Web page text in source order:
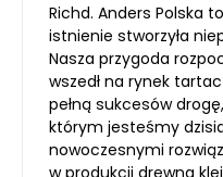
Richd. Anders Polska
istnienie stworzyła
Nasza przygoda
wszedł na rynek
pełną sukcesów
którym jesteśmy
nowoczesnymi
w produkcji drewna